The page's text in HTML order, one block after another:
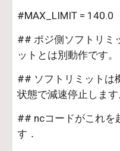
#MAX_LIMIT = 140.0
## ポジ側ソフトリミ
ットとは別動作です。
## ソフトリミットは
状態で減速停止します
## ncコードがこれを
す．